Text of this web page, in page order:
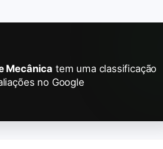
Mecânica tem uma classificação
no Google